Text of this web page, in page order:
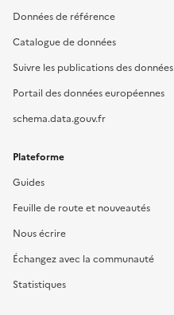
Données de référence
Catalogue de données
Suivre les publications des données
Portail des données européennes
schema.data.gouv.fr
Plateforme
Guides
Feuille de route et nouveautés
Nous écrire
Échangez avec la communauté
Statistiques